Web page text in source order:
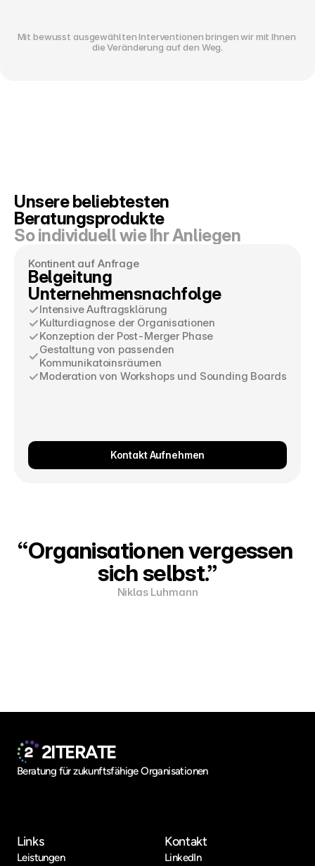
Mit bewusst ausgewählten Interventionen bringen wir mit Ihnen
die Veränderung auf den Weg.
Unsere beliebtesten
Beratungsprodukte
So individuell wie Ihr Anliegen
Kontinent auf Anfrage
Belgeitung
Unternehmensnachfolge
Intensive Auftragsklärung
Kulturdiagnose der Organisationen
Konzeption der Post-Merger Phase
Gestaltung von passenden
Kommunikatoinsräumen
Moderation von Workshops und Sounding Boards
Kontakt Aufnehmen
“Organisationen vergessen
sich selbst.”
Niklas Luhmann
2ITERATE
Beratung für zukunftsfähige Organisationen
Links
Leistungen
Kontakt
LinkedIn